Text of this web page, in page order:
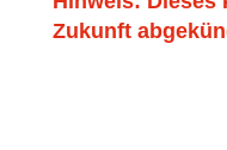
Zukunft